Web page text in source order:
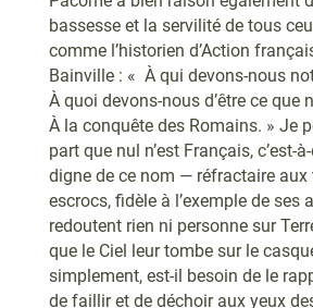
bassesse et la servilité de tous
comme l’historien d’Action
Bainville : « À qui devons-nous
À quoi devons-nous d’être ce que
À la conquête des Romains. » Je
part que nul n’est Français, c’est-
digne de ce nom — réfractaire aux
escrocs, fidèle à l’exemple de ses
redoutent rien ni personne sur
que le Ciel leur tombe sur le
simplement, est-il besoin de le
de faillir et de déchoir aux yeux